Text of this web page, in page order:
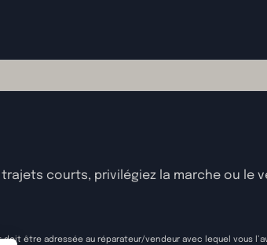
trajets courts, privilégiez la marche ou le
être adressée au réparateur/vendeur avec lequel vous